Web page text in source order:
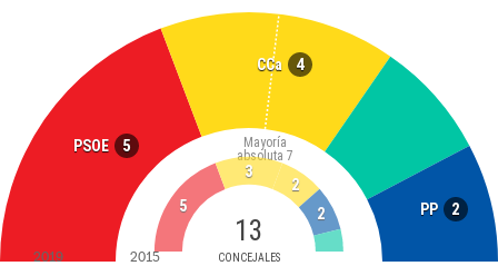
PSOE 5
CCa 4
PP 2
13
CONCEJALES
Mayoría
absoluta 7
5
3
2
2
2019 2015